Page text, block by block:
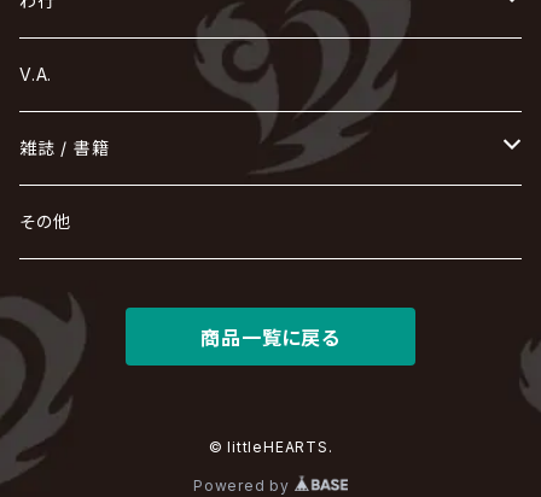
アリス九號. / ALICE NINE. / A9
有村竜太朗
ΛrlequiΩ / アルルカン
168 / 葵-168-
GOTCHAROCKA
cali≠gari
河村隆一
KIRITO / キリト
己龍
黒夢
XANVALA
ジグソウ
シド
JAKIGAN MEISTER
Chanty
Janne Da Arc
SPLENDID GOD GIRAFFE
SLAPSLY / CHIYU
逹瑯
DAVID / SUI / 縁
DARRELL
DEXCORE
TAKE NO BREAK
DEZERT
Tourbillon
Dolly
TЯicKY
NEVERLAND
NoGoD
NOCTURNAL BLOODLUST
薔薇の宮殿
BAROQUE
HIDE-ZOU
ビバラッシュ
Fatüm
Plastic Tree
Frantic EMIRY
Blu-BiLLioN
BabyKingdom
THE BEETHOVEN
HELLBROTH / ヘルブロス
The Benjamin
ほ
POIDOL
HOLLOWGRAM
マツタケワークス
摩天楼オペラ
THE MADNA
ミスイ
美良政次
MIRAGE
MUCC / ムック
め
メトロノーム
MERRY / メリー
も
THE MORTAL
最上川司
YUKIYA / 藤田幸也
ユナイト
よ
rice
Rides In ReVellion
La'veil MizeriA
LAB.THE BASEMENT / ラボ ザ ベヰスメント
り
Leetspeak monsters
Ricky
RENAME
LIBRAVEL / リブラヴェル
る
Ruiza
LUNA SEA
れ
the Raid.
REIGN
ろ
Rorschach.inc
わ
wyse
我が為
V.A.
雑誌 / 書籍
hévn
ROCK AND READ
その他
商品一覧に戻る
© littleHEARTS.
Powered by